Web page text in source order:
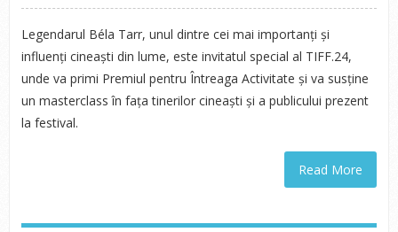
Legendarul Béla Tarr, unul dintre cei mai importanți și
influenți cineaști din lume, este invitatul special al TIFF.24,
unde va primi Premiul pentru Întreaga Activitate și va susține
un masterclass în fața tinerilor cineaști și a publicului prezent
la festival.
Read More